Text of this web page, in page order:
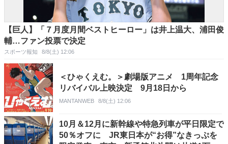
【巨人】「７月度月間ベストヒーロー」は井上温大、浦田俊
輔…ファン投票で決定
スポーツ報知 8/8(土) 12:06
＜ひゃくえむ。＞劇場版アニメ 1周年記念
リバイバル上映決定 9月18日から
MANTANWEB 8/8(土) 12:06
10月＆12月に新幹線や特急列車が平日限定で
50％オフに JR東日本が“お得”なきっぷを